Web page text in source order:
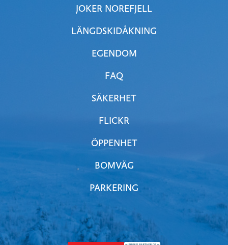
JOKER NOREFJELL
LÄNGDSKIDÅKNING
EGENDOM
FAQ
SÄKERHET
FLICKR
ÖPPENHET
BOMVÄG
PARKERING